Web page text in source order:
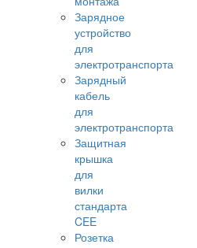
Зарядное
устройство
для
электротранспорта
Зарядный
кабель
для
электротранспорта
Защитная
крышка
для
вилки
стандарта
CEE
Розетка